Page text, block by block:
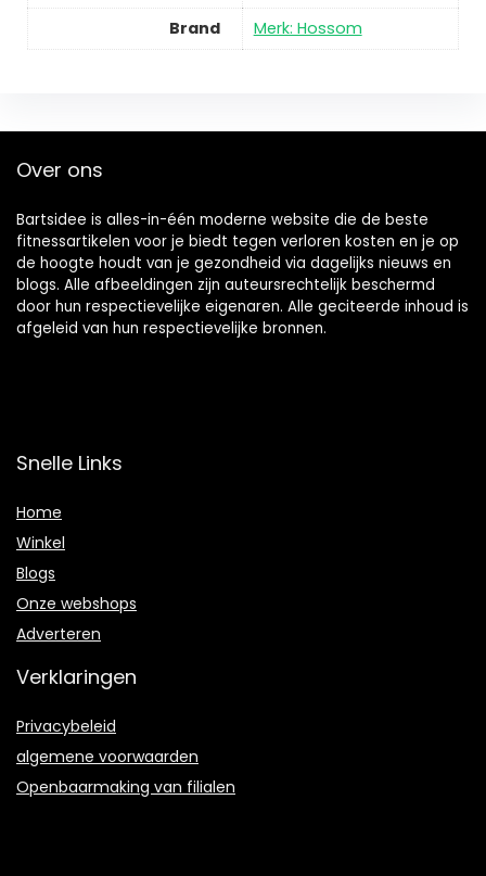
Brand
Merk: Hossom
Over ons
Bartsidee is alles-in-één moderne website die de beste
fitnessartikelen voor je biedt tegen verloren kosten en je op
de hoogte houdt van je gezondheid via dagelijks nieuws en
blogs. Alle afbeeldingen zijn auteursrechtelijk beschermd
door hun respectievelijke eigenaren. Alle geciteerde inhoud is
afgeleid van hun respectievelijke bronnen.
Snelle Links
Home
Winkel
Blogs
Onze webshops
Adverteren
Verklaringen
Privacybeleid
algemene voorwaarden
Openbaarmaking van filialen